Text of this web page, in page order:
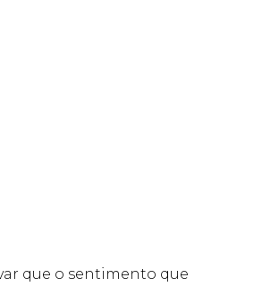
que o sentimento que